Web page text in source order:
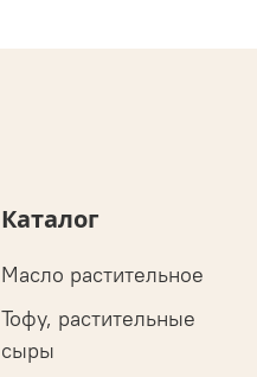
Каталог
Масло растительное
Тофу, растительные
сыры